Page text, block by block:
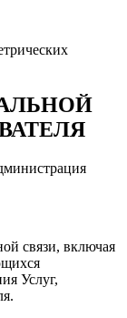
связи, включая
Услуг,